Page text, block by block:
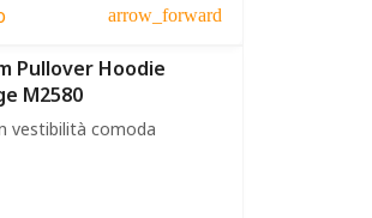
arrow_forward
Pullover Hoodie
M2580
vestibilità comoda